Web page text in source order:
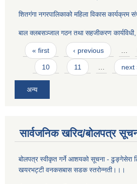
शितगंगा नगरपालिकाको महिला विकास कार्यक्रम
बाल क्लबसञ्जाल गठन तथा सहजीकरण
Pages
« first ‹ previous
10 11 next
अन्य
सार्वजनिक खरिद/बोलपत्र
बोलपत्र स्वीकृत गर्ने आशयको सूचना - ढुङ्गेसेरा
खयरभट्टी वनकसबास सडक स्तरोन्नती।।।